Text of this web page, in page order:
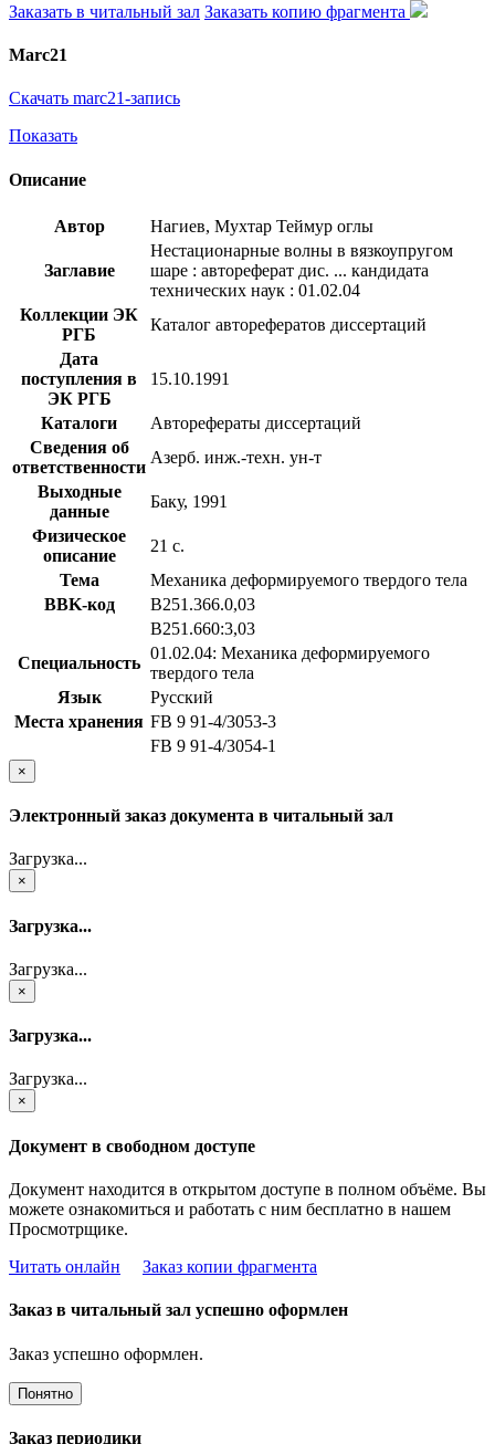
Заказать в читальный зал Заказать копию фрагмента
Marc21
Скачать marc21-запись
Показать
Описание
Автор Нагиев, Мухтар Теймур оглы
Заглавие
Нестационарные волны в вязкоупругом
шаре : автореферат дис. ... кандидата
технических наук : 01.02.04
Коллекции ЭК
РГБ
Каталог авторефератов диссертаций
Дата
поступления в
ЭК РГБ
15.10.1991
Каталоги
Авторефераты диссертаций
Сведения об
ответственности
Азерб. инж.-техн. ун-т
Выходные
данные
Баку, 1991
Физическое
описание
21 с.
Тема
Механика деформируемого твердого тела
BBK-код
В251.366.0,03
В251.660:3,03
Специальность
01.02.04: Механика деформируемого
твердого тела
Язык
Русский
Места хранения FB 9 91-4/3053-3
FB 9 91-4/3054-1
×
Электронный заказ документа в читальный зал
Загрузка...
×
Загрузка...
Загрузка...
×
Загрузка...
Загрузка...
×
Документ в свободном доступе
Документ находится в открытом доступе в полном объёме. Вы
можете ознакомиться и работать с ним бесплатно в нашем
Просмотрщике.
Читать онлайн
Заказ копии фрагмента
Заказ в читальный зал успешно оформлен
Заказ успешно оформлен.
Понятно
Заказ периодики